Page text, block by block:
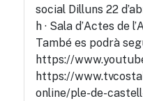
social Dilluns 22
h · Sala d’Actes de
També es podrà
https://
https://
online/ple-de-